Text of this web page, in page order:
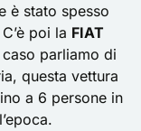
è stato spesso
poi la FIAT
parliamo di
questa vettura
a 6 persone in